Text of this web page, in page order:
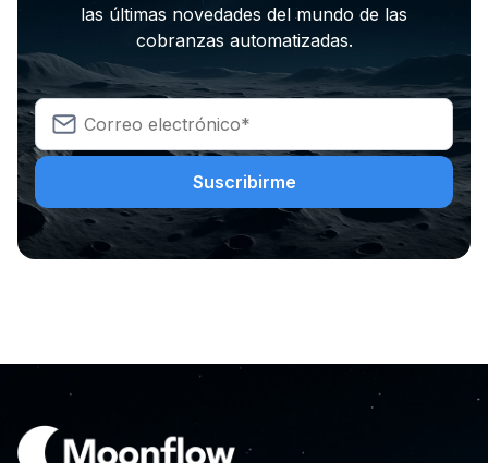
las últimas novedades del mundo de las
cobranzas automatizadas.